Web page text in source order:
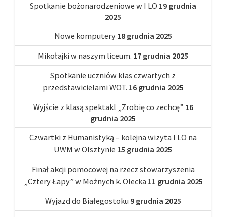
Spotkanie bożonarodzeniowe w I LO 19 grudnia
2025
Nowe komputery 18 grudnia 2025
Mikołajki w naszym liceum. 17 grudnia 2025
Spotkanie uczniów klas czwartych z
przedstawicielami WOT. 16 grudnia 2025
Wyjście z klasą spektakl „Zrobię co zechcę” 16
grudnia 2025
Czwartki z Humanistyką – kolejna wizyta I LO na
UWM w Olsztynie 15 grudnia 2025
Finał akcji pomocowej na rzecz stowarzyszenia
„Cztery Łapy” w Możnych k. Olecka 11 grudnia 2025
Wyjazd do Białegostoku 9 grudnia 2025